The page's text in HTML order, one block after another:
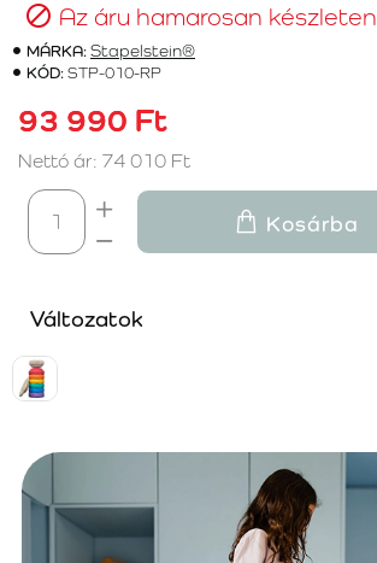
Az áru hamarosan készleten
MÁRKA:Stapelstein®
KÓD:STP-010-RP
93 990 Ft
Nettó ár: 74 010 Ft
Kosárba
Változatok